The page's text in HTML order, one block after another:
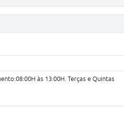
às 13:00H. Terças e Quintas